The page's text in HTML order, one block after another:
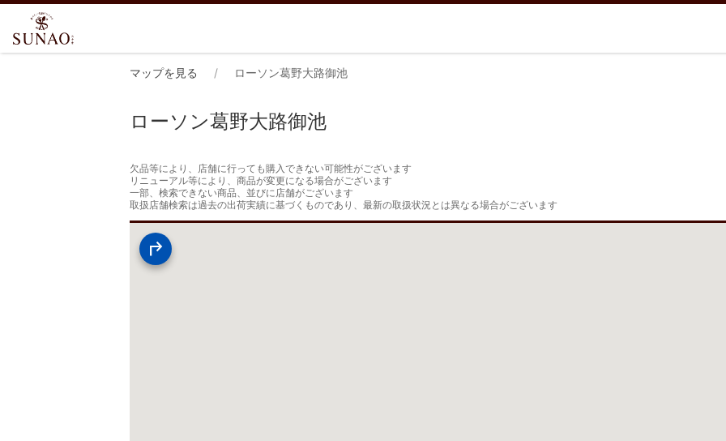
マップを見る ローソン葛野大路御池
ローソン葛野大路御池
欠品等により、店舗に行っても購入できない可能性がございます
リニューアル等により、商品が変更になる場合がございます
一部、検索できない商品、並びに店舗がございます
取扱店舗検索は過去の出荷実績に基づくものであり、最新の取扱状況とは異なる場合がございます